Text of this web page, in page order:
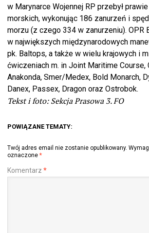
w Marynarce Wojennej RP przebył
morskich, wykonując 186 zanurzeń i
morzu (z czego 334 w zanurzeniu). OPR
w największych międzynarodowych
pk. Baltops, a także w wielu krajowych i
ćwiczeniach m. in Joint Maritime Course,
Anakonda, Smer/Medex, Bold Monarch,
Danex, Passex, Dragon oraz Ostrobok.
Tekst i foto: Sekcja Prasowa 3. FO
POWIĄZANE TEMATY:
Twój adres email nie zostanie opublikowany.
oznaczone *
Komentarz *